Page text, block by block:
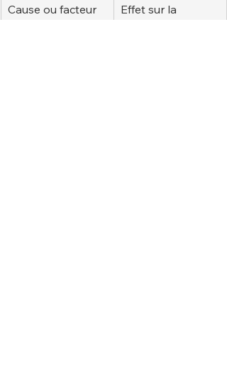
Cause ou facteur
Effet sur la